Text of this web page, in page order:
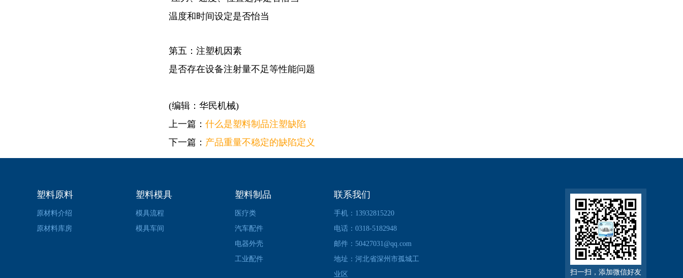
温度和时间设定是否怡当
第五：注塑机因素
是否存在设备注射量不足等性能问题
(编辑：华民机械)
上一篇： 什么是塑料制品注塑缺陷
下一篇： 产品重量不稳定的缺陷定义
塑料原料
原材料介绍
原材料库房
塑料模具
模具流程
模具车间
塑料制品
医疗类
汽车配件
电器外壳
工业配件
联系我们
手机：13932815220
电话：0318-5182948
邮件：50427031@qq.com
地址：河北省深州市孤城工
业区
扫一扫，添加微信好友